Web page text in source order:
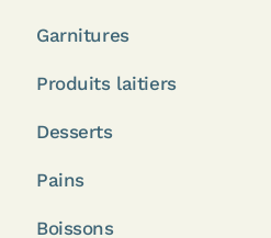
Garnitures
Produits laitiers
Desserts
Pains
Boissons